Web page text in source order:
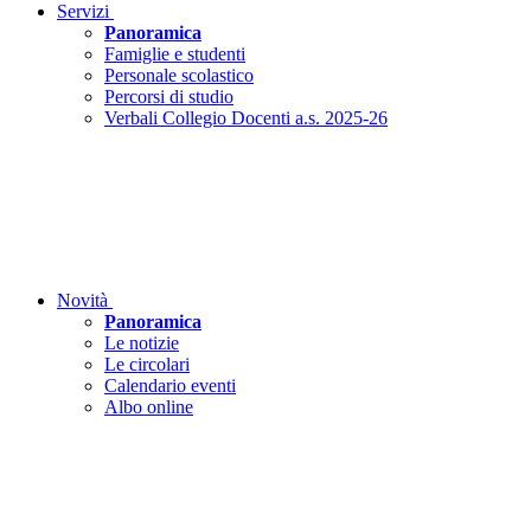
Servizi
Panoramica
Famiglie e studenti
Personale scolastico
Percorsi di studio
Verbali Collegio Docenti a.s. 2025-26
Novità
Panoramica
Le notizie
Le circolari
Calendario eventi
Albo online